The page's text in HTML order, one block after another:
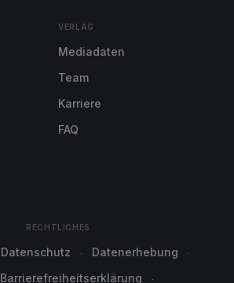
VERLAG
Mediadaten
Team
Karriere
FAQ
RECHTLICHES
Datenschutz
Datenerhebung
Barrierefreiheitserklärung